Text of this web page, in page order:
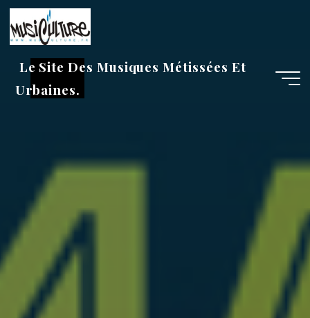
Aller
au
contenu
Le Site Des Musiques Métissées Et
Urbaines.